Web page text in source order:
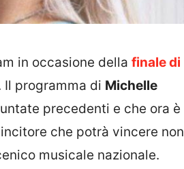
in occasione della finale di
Il programma di Michelle
precedenti e che ora è
che potrà vincere non
musicale nazionale.